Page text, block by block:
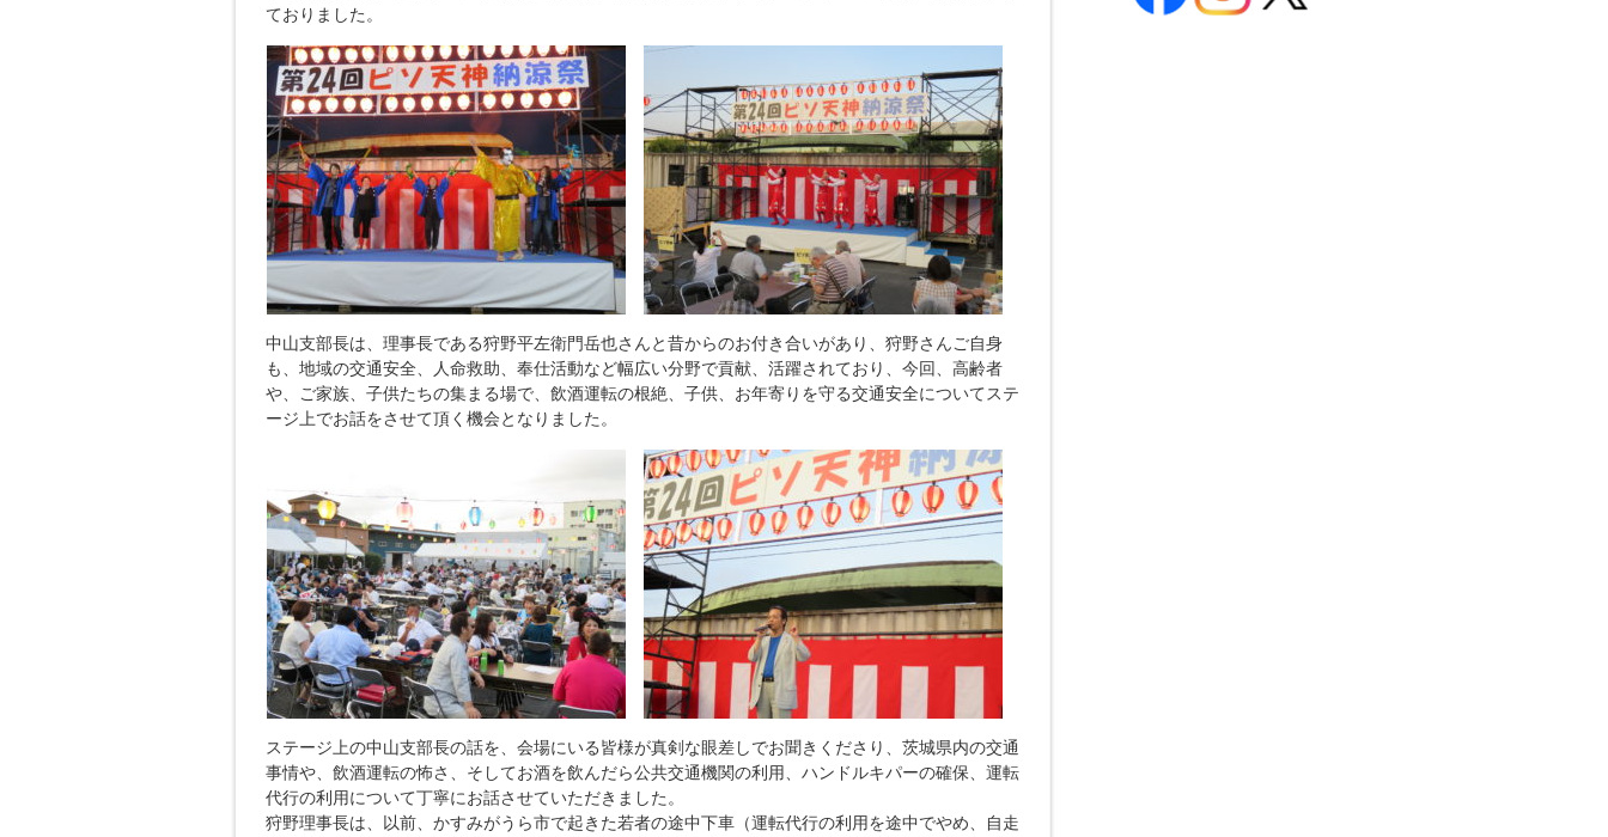
ておりました。
中山支部長は、理事長である狩野平左衛門岳也さんと昔からのお付き合いがあり、狩野さんご自身
も、地域の交通安全、人命救助、奉仕活動など幅広い分野で貢献、活躍されており、今回、高齢者
や、ご家族、子供たちの集まる場で、飲酒運転の根絶、子供、お年寄りを守る交通安全についてステ
ージ上でお話をさせて頂く機会となりました。
ステージ上の中山支部長の話を、会場にいる皆様が真剣な眼差しでお聞きくださり、茨城県内の交通
事情や、飲酒運転の怖さ、そしてお酒を飲んだら公共交通機関の利用、ハンドルキパーの確保、運転
代行の利用について丁寧にお話させていただきました。
狩野理事長は、以前、かすみがうら市で起きた若者の途中下車（運転代行の利用を途中でやめ、自走